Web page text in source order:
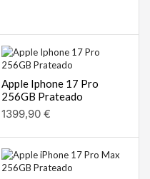
Apple Iphone 17 Pro
256GB Prateado
1399,90 €